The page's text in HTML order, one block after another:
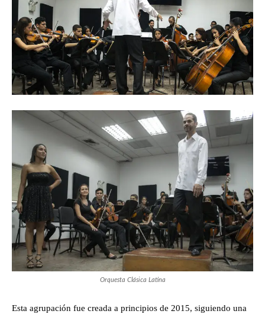
Orquesta Clásica Latina
Esta agrupación fue creada a principios de 2015, siguiendo una